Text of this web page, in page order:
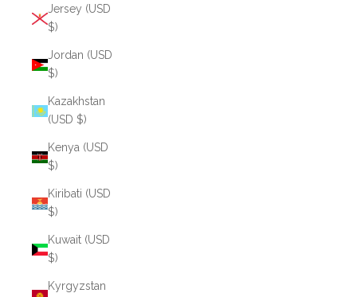
Jersey (USD
$)
Jordan (USD
$)
Kazakhstan
(USD $)
Kenya (USD
$)
Kiribati (USD
$)
Kuwait (USD
$)
Kyrgyzstan